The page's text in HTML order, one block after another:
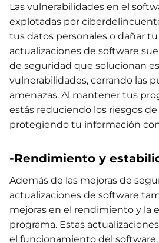
Las vulnerabilidades en el
explotadas por
tus datos personales o dañar
actualizaciones de software
de seguridad que solucionan
vulnerabilidades, cerrando las
amenazas. Al mantener tus
estás reduciendo los riesgos
protegiendo tu información
-Rendimiento y
Además de las mejoras de
actualizaciones de software
mejoras en el rendimiento y la
programa. Estas
el funcionamiento del software,